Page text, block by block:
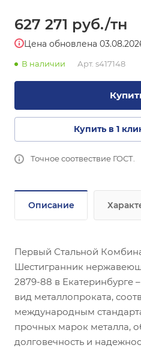
627 271 руб./тн
Цена обновлена
В наличии Арт. s417148
Купить в 1
Точное соотвествие ГОСТ.
Описание
Первый Стальной
Шестигранник
2879-88 в Екатеринбурге
вид металлопроката,
международным
прочных марок металла,
долговечность и